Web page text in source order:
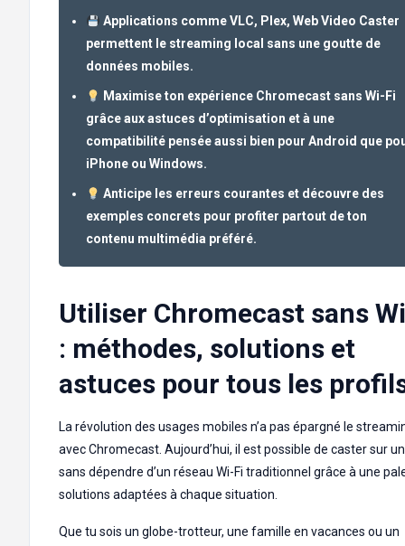
Applications comme VLC, Plex, Web Video Caster
permettent le streaming local sans une goutte de
données mobiles.
Maximise ton expérience Chromecast sans Wi-Fi
grâce aux astuces d’optimisation et à une
compatibilité pensée aussi bien pour Android que
iPhone ou Windows.
Anticipe les erreurs courantes et découvre des
exemples concrets pour profiter partout de ton
contenu multimédia préféré.
Utiliser Chromecast sans
: méthodes, solutions et
astuces pour tous les
La révolution des usages mobiles n’a pas épargné le
avec Chromecast. Aujourd’hui, il est possible de caster sur
sans dépendre d’un réseau Wi-Fi traditionnel grâce à une
solutions adaptées à chaque situation.
Que tu sois un globe-trotteur, une famille en vacances ou un